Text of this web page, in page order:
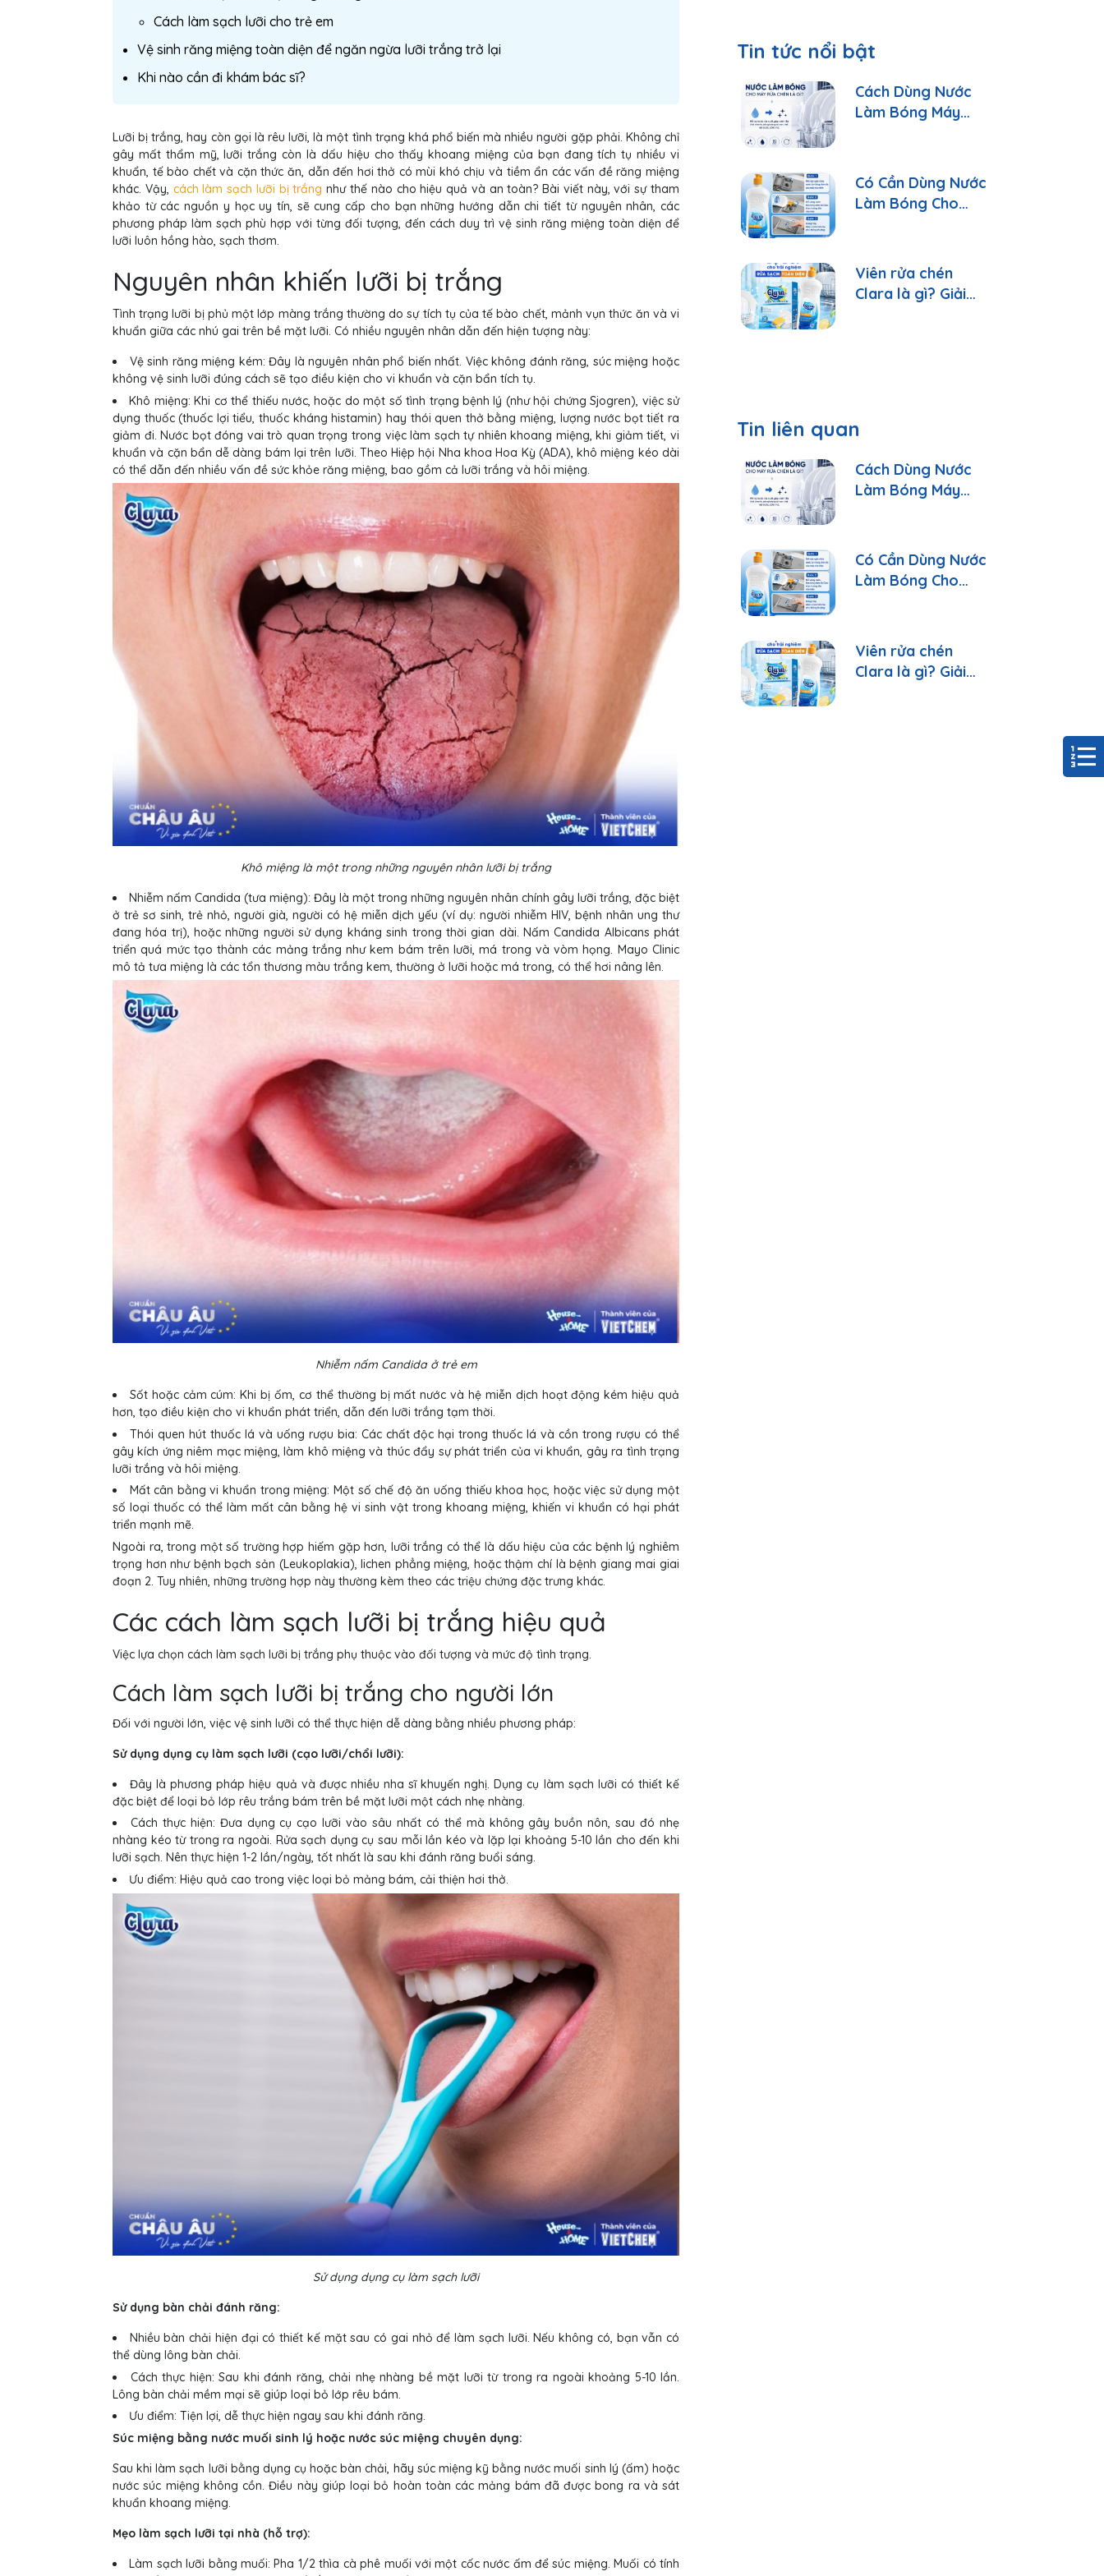
Cách làm sạch lưỡi cho trẻ em
Vệ sinh răng miệng toàn diện để ngăn ngừa lưỡi trắng trở lại
Khi nào cần đi khám bác sĩ?
Lưỡi bị trắng, hay còn gọi là rêu lưỡi, là một tình trạng khá phổ biến mà nhiều người gặp phải. Không chỉ
gây mất thẩm mỹ, lưỡi trắng còn là dấu hiệu cho thấy khoang miệng của bạn đang tích tụ nhiều vi
khuẩn, tế bào chết và cặn thức ăn, dẫn đến hơi thở có mùi khó chịu và tiềm ẩn các vấn đề răng miệng
khác. Vậy, cách làm sạch lưỡi bị trắng như thế nào cho hiệu quả và an toàn? Bài viết này, với sự tham
khảo từ các nguồn y học uy tín, sẽ cung cấp cho bạn những hướng dẫn chi tiết từ nguyên nhân, các
phương pháp làm sạch phù hợp với từng đối tượng, đến cách duy trì vệ sinh răng miệng toàn diện để
lưỡi luôn hồng hào, sạch thơm.
Nguyên nhân khiến lưỡi bị trắng
Tình trạng lưỡi bị phủ một lớp màng trắng thường do sự tích tụ của tế bào chết, mảnh vụn thức ăn và vi
khuẩn giữa các nhú gai trên bề mặt lưỡi. Có nhiều nguyên nhân dẫn đến hiện tượng này:
Vệ sinh răng miệng kém: Đây là nguyên nhân phổ biến nhất. Việc không đánh răng, súc miệng hoặc
không vệ sinh lưỡi đúng cách sẽ tạo điều kiện cho vi khuẩn và cặn bẩn tích tụ.
Khô miệng: Khi cơ thể thiếu nước, hoặc do một số tình trạng bệnh lý (như hội chứng Sjogren), việc sử
dụng thuốc (thuốc lợi tiểu, thuốc kháng histamin) hay thói quen thở bằng miệng, lượng nước bọt tiết ra
giảm đi. Nước bọt đóng vai trò quan trọng trong việc làm sạch tự nhiên khoang miệng, khi giảm tiết, vi
khuẩn và cặn bẩn dễ dàng bám lại trên lưỡi. Theo Hiệp hội Nha khoa Hoa Kỳ (ADA), khô miệng kéo dài
có thể dẫn đến nhiều vấn đề sức khỏe răng miệng, bao gồm cả lưỡi trắng và hôi miệng.
Khô miệng là một trong những nguyên nhân lưỡi bị trắng
Nhiễm nấm Candida (tưa miệng): Đây là một trong những nguyên nhân chính gây lưỡi trắng, đặc biệt
ở trẻ sơ sinh, trẻ nhỏ, người già, người có hệ miễn dịch yếu (ví dụ: người nhiễm HIV, bệnh nhân ung thư
đang hóa trị), hoặc những người sử dụng kháng sinh trong thời gian dài. Nấm Candida Albicans phát
triển quá mức tạo thành các mảng trắng như kem bám trên lưỡi, má trong và vòm họng. Mayo Clinic
mô tả tưa miệng là các tổn thương màu trắng kem, thường ở lưỡi hoặc má trong, có thể hơi nâng lên.
Nhiễm nấm Candida ở trẻ em
Sốt hoặc cảm cúm: Khi bị ốm, cơ thể thường bị mất nước và hệ miễn dịch hoạt động kém hiệu quả
hơn, tạo điều kiện cho vi khuẩn phát triển, dẫn đến lưỡi trắng tạm thời.
Thói quen hút thuốc lá và uống rượu bia: Các chất độc hại trong thuốc lá và cồn trong rượu có thể
gây kích ứng niêm mạc miệng, làm khô miệng và thúc đẩy sự phát triển của vi khuẩn, gây ra tình trạng
lưỡi trắng và hôi miệng.
Mất cân bằng vi khuẩn trong miệng: Một số chế độ ăn uống thiếu khoa học, hoặc việc sử dụng một
số loại thuốc có thể làm mất cân bằng hệ vi sinh vật trong khoang miệng, khiến vi khuẩn có hại phát
triển mạnh mẽ.
Ngoài ra, trong một số trường hợp hiếm gặp hơn, lưỡi trắng có thể là dấu hiệu của các bệnh lý nghiêm
trọng hơn như bệnh bạch sản (Leukoplakia), lichen phẳng miệng, hoặc thậm chí là bệnh giang mai giai
đoạn 2. Tuy nhiên, những trường hợp này thường kèm theo các triệu chứng đặc trưng khác.
Các cách làm sạch lưỡi bị trắng hiệu quả
Việc lựa chọn cách làm sạch lưỡi bị trắng phụ thuộc vào đối tượng và mức độ tình trạng.
Cách làm sạch lưỡi bị trắng cho người lớn
Đối với người lớn, việc vệ sinh lưỡi có thể thực hiện dễ dàng bằng nhiều phương pháp:
Sử dụng dụng cụ làm sạch lưỡi (cạo lưỡi/chổi lưỡi):
Đây là phương pháp hiệu quả và được nhiều nha sĩ khuyến nghị. Dụng cụ làm sạch lưỡi có thiết kế
đặc biệt để loại bỏ lớp rêu trắng bám trên bề mặt lưỡi một cách nhẹ nhàng.
Cách thực hiện: Đưa dụng cụ cạo lưỡi vào sâu nhất có thể mà không gây buồn nôn, sau đó nhẹ
nhàng kéo từ trong ra ngoài. Rửa sạch dụng cụ sau mỗi lần kéo và lặp lại khoảng 5-10 lần cho đến khi
lưỡi sạch. Nên thực hiện 1-2 lần/ngày, tốt nhất là sau khi đánh răng buổi sáng.
Ưu điểm: Hiệu quả cao trong việc loại bỏ mảng bám, cải thiện hơi thở.
Sử dụng dụng cụ làm sạch lưỡi
Sử dụng bàn chải đánh răng:
Nhiều bàn chải hiện đại có thiết kế mặt sau có gai nhỏ để làm sạch lưỡi. Nếu không có, bạn vẫn có
thể dùng lông bàn chải.
Cách thực hiện: Sau khi đánh răng, chải nhẹ nhàng bề mặt lưỡi từ trong ra ngoài khoảng 5-10 lần.
Lông bàn chải mềm mại sẽ giúp loại bỏ lớp rêu bám.
Ưu điểm: Tiện lợi, dễ thực hiện ngay sau khi đánh răng.
Súc miệng bằng nước muối sinh lý hoặc nước súc miệng chuyên dụng:
Sau khi làm sạch lưỡi bằng dụng cụ hoặc bàn chải, hãy súc miệng kỹ bằng nước muối sinh lý (ấm) hoặc
nước súc miệng không cồn. Điều này giúp loại bỏ hoàn toàn các mảng bám đã được bong ra và sát
khuẩn khoang miệng.
Mẹo làm sạch lưỡi tại nhà (hỗ trợ):
Làm sạch lưỡi bằng muối: Pha 1/2 thìa cà phê muối với một cốc nước ấm để súc miệng. Muối có tính
Tin tức nổi bật
Cách Dùng Nước
Làm Bóng Máy
Có Cần Dùng Nước
Làm Bóng Cho
Viên rửa chén
Clara là gì? Giải
Tin liên quan
Cách Dùng Nước
Làm Bóng Máy
Có Cần Dùng Nước
Làm Bóng Cho
Viên rửa chén
Clara là gì? Giải